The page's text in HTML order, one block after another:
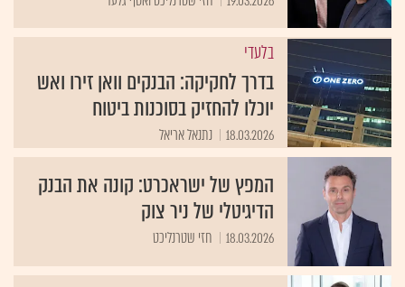
בלעדי
בדרך לחקיקה: הבנקים וואן זירו ואש
יוכלו להחזיק בסוכנות ביטוח
18.03.2026 נתנאל אריאל
המפץ של ישראכרט: קונה את הבנק
הדיגיטלי של ניר צוק
18.03.2026 חזי שטרנליכט